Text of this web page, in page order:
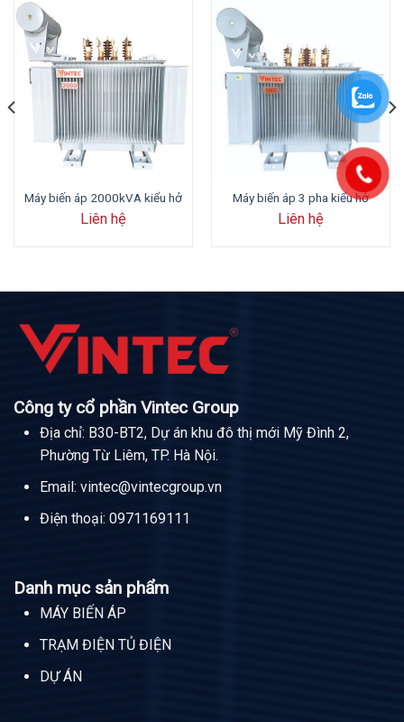
Máy biến áp 2000kVA kiểu hở
Liên hệ
Máy biến áp 3 pha kiểu hở
Liên hệ
Công ty cổ phần Vintec Group
Địa chỉ: B30-BT2, Dự án khu đô thị mới Mỹ Đình 2,
Phường Từ Liêm, TP. Hà Nội.
Email:vintec@vintecgroup.vn
Điện thoại:0971169111
Danh mục sản phẩm
MÁY BIẾN ÁP
TRẠM ĐIỆN TỦ ĐIỆN
DỰ ÁN